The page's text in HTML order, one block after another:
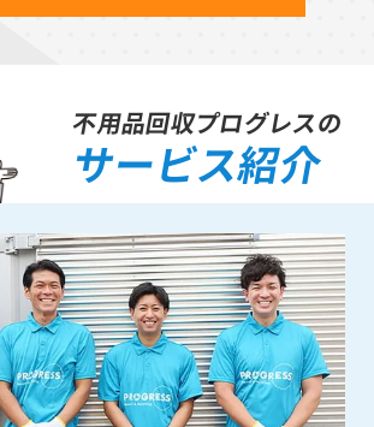
不用品回収プログレスの
サービス紹介